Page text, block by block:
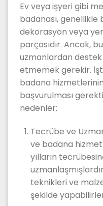
Ev veya işyeri gibi
badanası, genellikle
dekorasyon veya
parçasıdır. Ancak,
uzmanlardan destek
etmemek gerekir.
badana
başvurulması
nedenler:
Tecrübe ve
ve badana
yılların
teknikleri ve
şekilde